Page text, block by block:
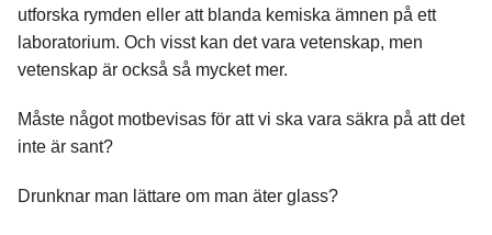
utforska rymden eller att blanda kemiska ämnen på ett
laboratorium. Och visst kan det vara vetenskap, men
vetenskap är också så mycket mer.
Måste något motbevisas för att vi ska vara säkra på att det
inte är sant?
Drunknar man lättare om man äter glass?